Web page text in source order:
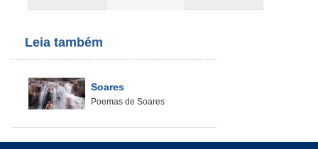
Leia também
Soares
Poemas de Soares